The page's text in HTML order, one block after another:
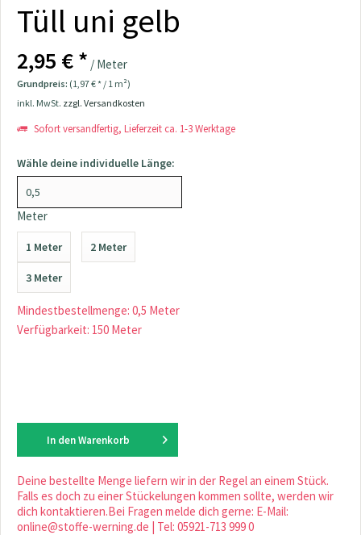
Tüll uni gelb
2,95 € * / Meter
Grundpreis: (1,97 € * / 1 m²)
inkl. MwSt. zzgl. Versandkosten
Sofort versandfertig, Lieferzeit ca. 1-3 Werktage
Wähle deine individuelle Länge:
Meter
1 Meter 2 Meter
3 Meter
Mindestbestellmenge: 0,5 Meter
Verfügbarkeit: 150 Meter
In den Warenkorb
Deine bestellte Menge liefern wir in der Regel an einem Stück.
Falls es doch zu einer Stückelungen kommen sollte, werden wir
dich kontaktieren.Bei Fragen melde dich gerne: E-Mail:
online@stoffe-werning.de | Tel: 05921-713 999 0